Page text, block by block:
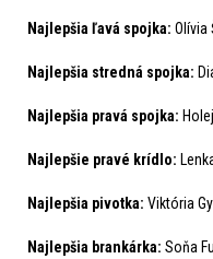
Najlepšia ľavá spojka: Olívia
Najlepšia stredná spojka:
Najlepšia pravá spojka:
Najlepšie pravé krídlo:
Najlepšia pivotka: Viktória
Najlepšia brankárka: Soňa